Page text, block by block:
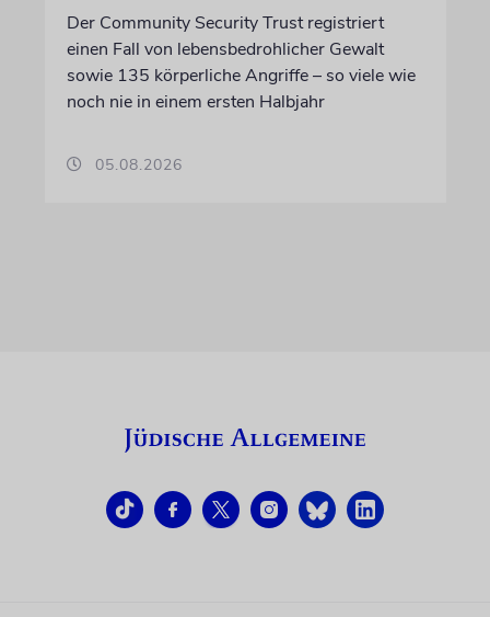
Der Community Security Trust registriert
einen Fall von lebensbedrohlicher Gewalt
sowie 135 körperliche Angriffe – so viele wie
noch nie in einem ersten Halbjahr
05.08.2026